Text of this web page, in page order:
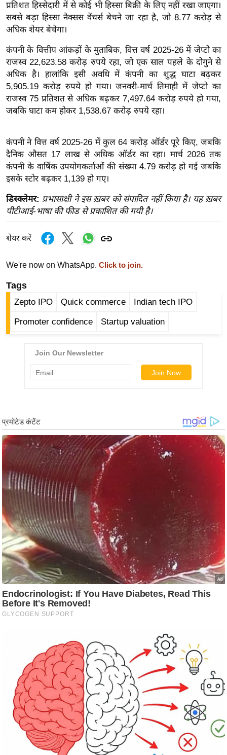
बे
मि
सा
ल
श
ख्सि
य
त
इं
डि
या
हि
त्य
ग
ऑ
टो
व
न्यू
ज
न
ज
त
बॉ
ली
वु
ड
हॉ
ली
ड
फि
ल्म
e
a
k
प्रतिशत हिस्सेदारी में से कोई भी हिस्सा बिक्री के लिए नहीं रखा जाएगा।
सबसे बड़ा हिस्सा नैक्सस वेंचर्स बेचने जा रहा है, जो 8.77 करोड़ से
अधिक शेयर बेचेगा।
कंपनी के वित्तीय आंकड़ों के मुताबिक, वित्त वर्ष 2025-26 में जेप्टो का
राजस्व 22,623.58 करोड़ रुपये रहा, जो एक साल पहले के दोगुने से
अधिक है। हालांकि इसी अवधि में कंपनी का शुद्ध घाटा बढ़कर
5,905.19 करोड़ रुपये हो गया। जनवरी-मार्च तिमाही में जेप्टो का
राजस्व 75 प्रतिशत से अधिक बढ़कर 7,497.64 करोड़ रुपये हो गया,
जबकि घाटा कम होकर 1,538.67 करोड़ रुपये रहा।
कंपनी ने वित्त वर्ष 2025-26 में कुल 64 करोड़ ऑर्डर पूरे किए, जबकि
दैनिक औसत 17 लाख से अधिक ऑर्डर का रहा। मार्च 2026 तक
कंपनी के वार्षिक उपयोगकर्ताओं की संख्या 4.79 करोड़ हो गई जबकि
इसके स्टोर बढ़कर 1,139 हो गए।
डिस्क्लेमर: प्रभासाक्षी ने इस ख़बर को संपादित नहीं किया है। यह ख़बर
पीटीआई-भाषा की फीड से प्रकाशित की गयी है।
शेयर करें
We're now on WhatsApp. Click to join.
Tags
Zepto IPO Quick commerce Indian tech IPO
Promoter confidence Startup valuation